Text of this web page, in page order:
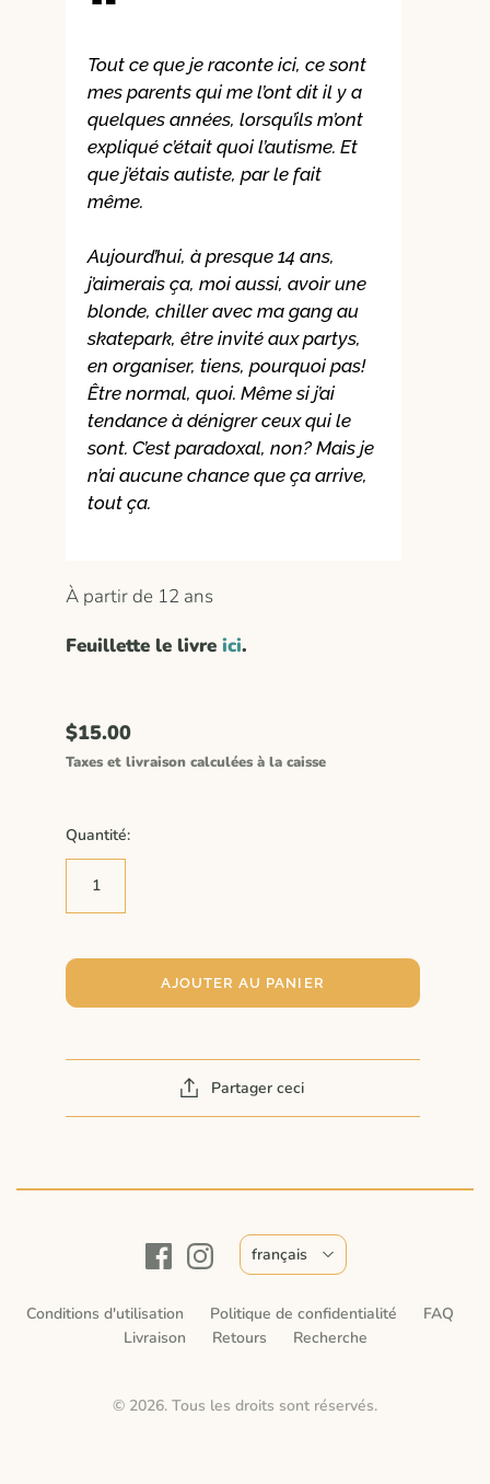
Tout ce que je raconte ici, ce sont
mes parents qui me l’ont dit il y a
quelques années, lorsqu’ils m’ont
expliqué c’était quoi l’autisme. Et
que j’étais autiste, par le fait
même.
Aujourd’hui, à presque 14 ans,
j’aimerais ça, moi aussi, avoir une
blonde, chiller avec ma gang au
skatepark, être invité aux partys,
en organiser, tiens, pourquoi pas!
Être normal, quoi. Même si j’ai
tendance à dénigrer ceux qui le
sont. C’est paradoxal, non? Mais je
n’ai aucune chance que ça arrive,
tout ça.
À partir de 12 ans
Feuillette le livre ici.
$15.00
Taxes et livraison calculées à la caisse
Quantité:
AJOUTER AU PANIER
Partager ceci
Conditions d'utilisation Politique de confidentialité
FAQ
Livraison
Retours Recherche
© 2026. Tous les droits sont réservés.
français